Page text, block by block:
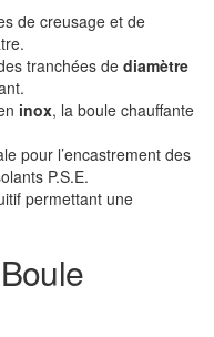
de creusage et de
tranchées de diamètre
inox, la boule chauffante
pour l’encastrement des
P.S.E.
permettant une